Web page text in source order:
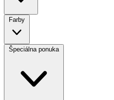
Farby
Špeciálna ponuka